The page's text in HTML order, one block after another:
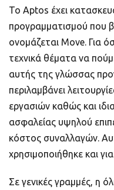
Το Aptos έχει
προγραμματισμού που
ονομάζεται Move. Για
τεχνικά θέματα να
αυτής της γλώσσας
περιλαμβάνει
εργασιών καθώς και
ασφαλείας υψηλού
κόστος συναλλαγών.
χρησιμοποιήθηκε και
Σε γενικές γραμμές, η